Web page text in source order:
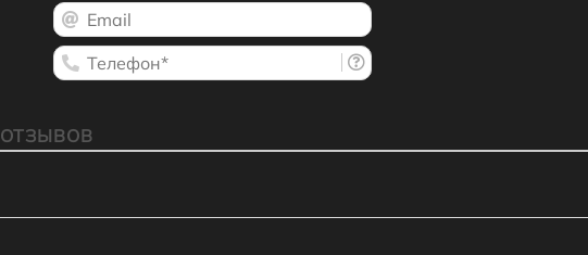
Email
Телефон*
ОТЗЫВОВ